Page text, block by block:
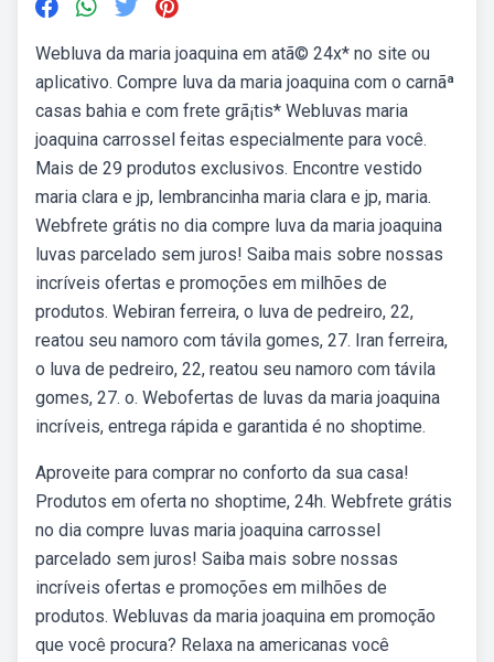
Webluva da maria joaquina em atã© 24x* no site ou
aplicativo. Compre luva da maria joaquina com o carnãª
casas bahia e com frete grã¡tis* Webluvas maria
joaquina carrossel feitas especialmente para você.
Mais de 29 produtos exclusivos. Encontre vestido
maria clara e jp, lembrancinha maria clara e jp, maria.
Webfrete grátis no dia compre luva da maria joaquina
luvas parcelado sem juros! Saiba mais sobre nossas
incríveis ofertas e promoções em milhões de
produtos. Webiran ferreira, o luva de pedreiro, 22,
reatou seu namoro com távila gomes, 27. Iran ferreira,
o luva de pedreiro, 22, reatou seu namoro com távila
gomes, 27. o. Webofertas de luvas da maria joaquina
incríveis, entrega rápida e garantida é no shoptime.
Aproveite para comprar no conforto da sua casa!
Produtos em oferta no shoptime, 24h. Webfrete grátis
no dia compre luvas maria joaquina carrossel
parcelado sem juros! Saiba mais sobre nossas
incríveis ofertas e promoções em milhões de
produtos. Webluvas da maria joaquina em promoção
que você procura? Relaxa na americanas você